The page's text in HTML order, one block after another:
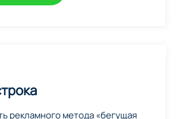
рекламного метода «бегущая